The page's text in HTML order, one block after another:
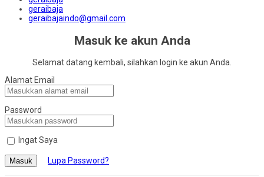
geraibaja
geraibajaindo@gmail.com
Masuk ke akun Anda
Selamat datang kembali, silahkan login ke akun Anda.
Alamat Email
Password
Ingat Saya
Masuk Lupa Password?